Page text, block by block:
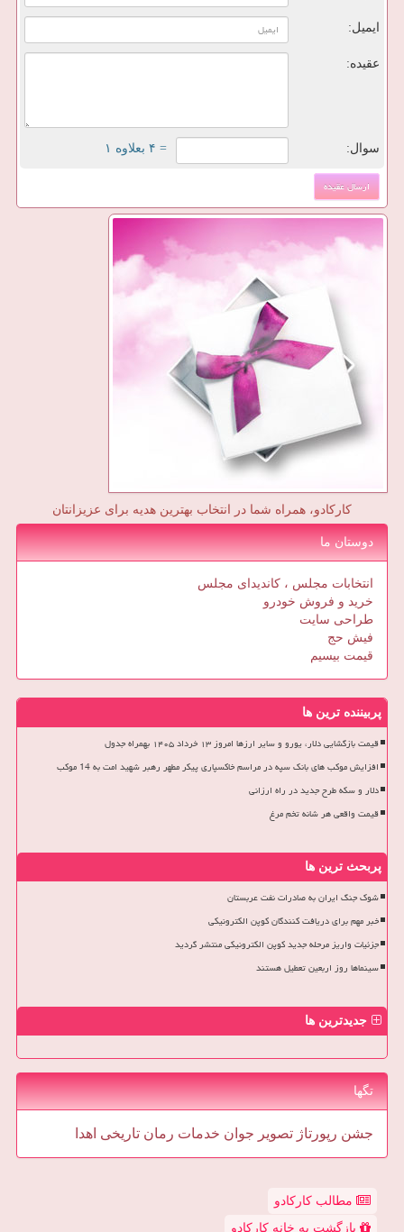
ایمیل:
عقیده:
سوال: = ۴ بعلاوه ۱
کارکادو، همراه شما در انتخاب بهترین هدیه برای عزیزانتان
دوستان ما
انتخابات مجلس ، کاندیدای مجلس
خرید و فروش خودرو
طراحی سایت
فیش حج
قیمت بیسیم
پربیننده ترین ها
قیمت بازگشایی دلار، یورو و سایر ارزها امروز ۱۳ خرداد ۱۴۰۵ بهمراه جدول
افزایش موکب های بانک سپه در مراسم خاکسپاری پیکر مطهر رهبر شهید امت به 14 موکب
دلار و سکه طرح جدید در راه ارزانی
قیمت واقعی هر شانه تخم مرغ
پربحث ترین ها
شوک جنگ ایران به صادرات نفت عربستان
خبر مهم برای دریافت کنندگان کوپن الکترونیکی
جزئیات واریز مرحله جدید کوپن الکترونیکی منتشر گردید
سینماها روز اربعین تعطیل هستند
جدیدترین ها
تگها
جشن رپورتاژ تصویر جوان خدمات رمان تاریخی اهدا
مطالب کارکادو
بازگشت به خانه کارکادو